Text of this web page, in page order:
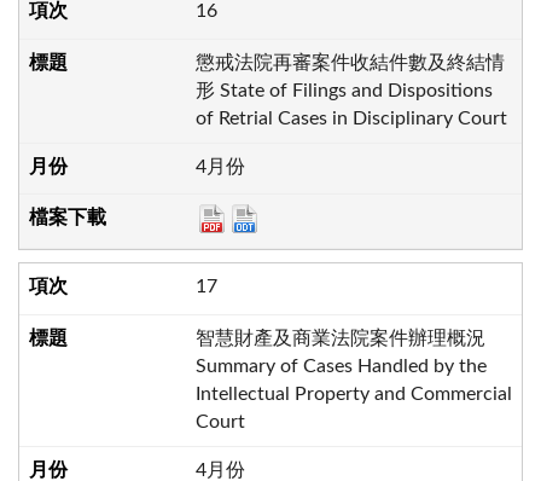
16
懲戒法院再審案件收結件數及終結情
形 State of Filings and Dispositions
of Retrial Cases in Disciplinary Court
4月份
17
智慧財產及商業法院案件辦理概況
Summary of Cases Handled by the
Intellectual Property and Commercial
Court
4月份